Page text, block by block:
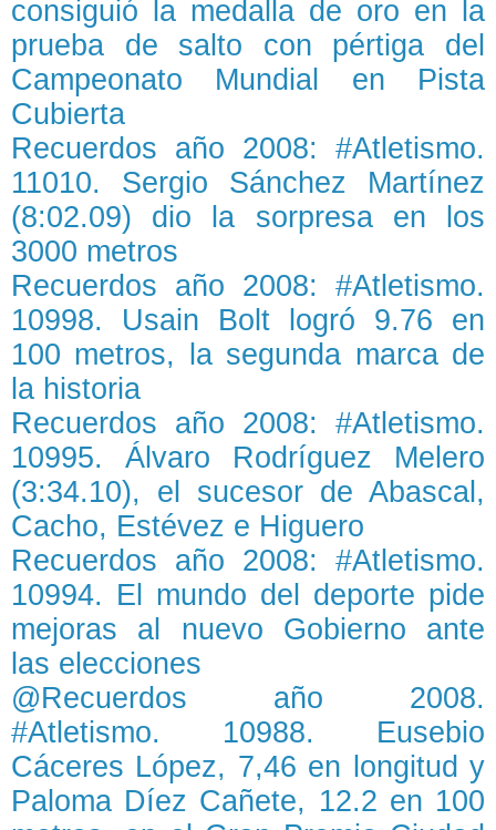
consiguió la medalla de oro en la
prueba de salto con pértiga del
Campeonato Mundial en Pista
Cubierta
Recuerdos año 2008: #Atletismo.
11010. Sergio Sánchez Martínez
(8:02.09) dio la sorpresa en los
3000 metros
Recuerdos año 2008: #Atletismo.
10998. Usain Bolt logró 9.76 en
100 metros, la segunda marca de
la historia
Recuerdos año 2008: #Atletismo.
10995. Álvaro Rodríguez Melero
(3:34.10), el sucesor de Abascal,
Cacho, Estévez e Higuero
Recuerdos año 2008: #Atletismo.
10994. El mundo del deporte pide
mejoras al nuevo Gobierno ante
las elecciones
@Recuerdos año 2008.
#Atletismo. 10988. Eusebio
Cáceres López, 7,46 en longitud y
Paloma Díez Cañete, 12.2 en 100